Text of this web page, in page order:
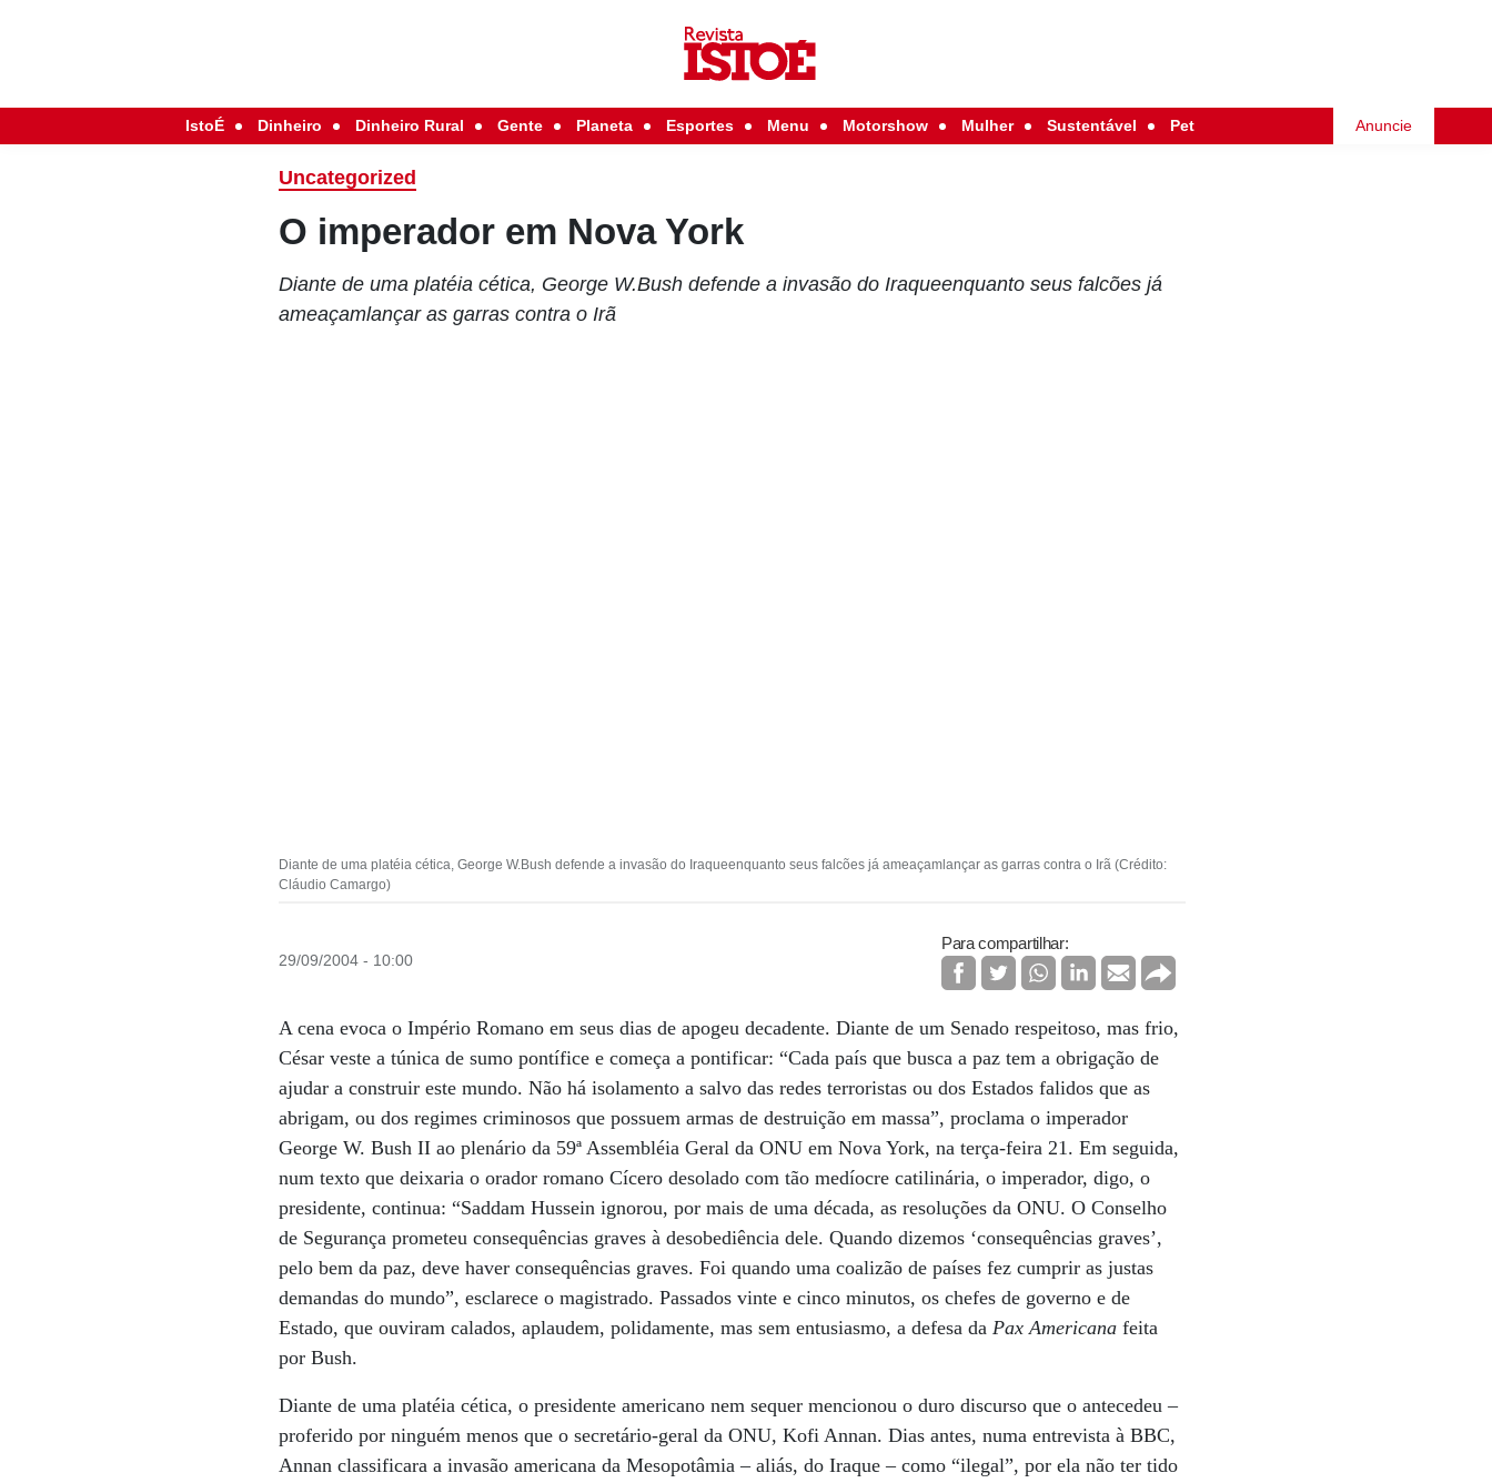
IstoÉ Dinheiro Dinheiro Rural Gente Planeta Esportes Menu Motorshow Mulher Sustentável Pet Anuncie
Uncategorized
O imperador em Nova York
Diante de uma platéia cética, George W.Bush defende a invasão do Iraqueenquanto seus falcões já
ameaçamlançar as garras contra o Irã
Diante de uma platéia cética, George W.Bush defende a invasão do Iraqueenquanto seus falcões já ameaçamlançar as garras contra o Irã (Crédito:
Cláudio Camargo)
29/09/2004 - 10:00
Para compartilhar:
A cena evoca o Império Romano em seus dias de apogeu decadente. Diante de um Senado respeitoso, mas frio,
César veste a túnica de sumo pontífice e começa a pontificar: “Cada país que busca a paz tem a obrigação de
ajudar a construir este mundo. Não há isolamento a salvo das redes terroristas ou dos Estados falidos que as
abrigam, ou dos regimes criminosos que possuem armas de destruição em massa”, proclama o imperador
George W. Bush II ao plenário da 59ª Assembléia Geral da ONU em Nova York, na terça-feira 21. Em seguida,
num texto que deixaria o orador romano Cícero desolado com tão medíocre catilinária, o imperador, digo, o
presidente, continua: “Saddam Hussein ignorou, por mais de uma década, as resoluções da ONU. O Conselho
de Segurança prometeu consequências graves à desobediência dele. Quando dizemos ‘consequências graves’,
pelo bem da paz, deve haver consequências graves. Foi quando uma coalizão de países fez cumprir as justas
demandas do mundo”, esclarece o magistrado. Passados vinte e cinco minutos, os chefes de governo e de
Estado, que ouviram calados, aplaudem, polidamente, mas sem entusiasmo, a defesa daPax Americana feita
por Bush.
Diante de uma platéia cética, o presidente americano nem sequer mencionou o duro discurso que o antecedeu –
proferido por ninguém menos que o secretário-geral da ONU, Kofi Annan. Dias antes, numa entrevista à BBC,
Annan classificara a invasão americana da Mesopotâmia – aliás, do Iraque – como “ilegal”, por ela não ter tido